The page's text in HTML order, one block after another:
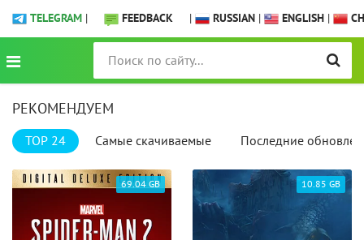
TELEGRAM | FEEDBACK | RUSSIAN | ENGLISH |
РЕКОМЕНДУЕМ
TOP 24 Самые скачиваемые Последние
69.04 GB 10.85 GB